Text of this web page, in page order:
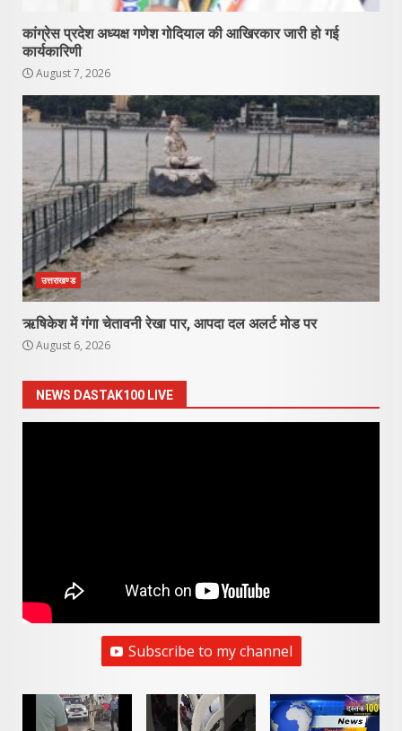
कांग्रेस प्रदेश अध्यक्ष गणेश गोदियाल की आखिरकार जारी हो गई
कार्यकारिणी
August 7, 2026
उत्तराखण्ड
ऋषिकेश में गंगा चेतावनी रेखा पार, आपदा दल अलर्ट मोड पर
August 6, 2026
NEWS DASTAK100 LIVE
Subscribe to my channel